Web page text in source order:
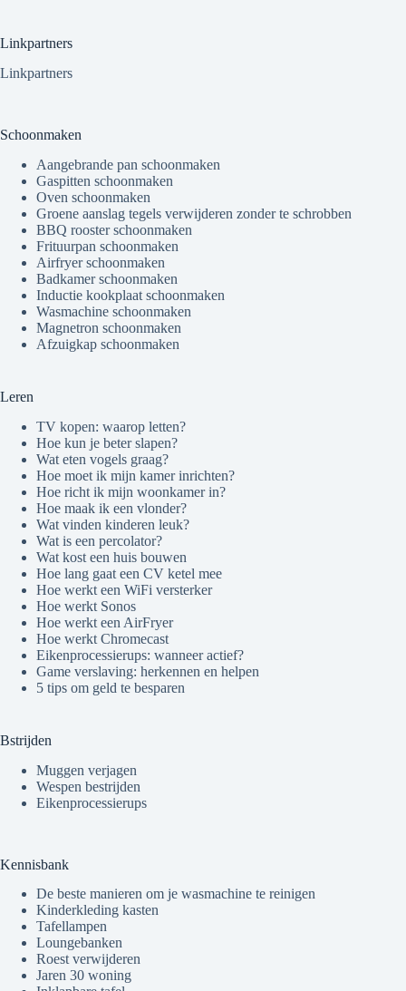
Linkpartners
Linkpartners
Schoonmaken
Aangebrande pan schoonmaken
Gaspitten schoonmaken
Oven schoonmaken
Groene aanslag tegels verwijderen zonder te schrobben
BBQ rooster schoonmaken
Frituurpan schoonmaken
Airfryer schoonmaken
Badkamer schoonmaken
Inductie kookplaat schoonmaken
Wasmachine schoonmaken
Magnetron schoonmaken
Afzuigkap schoonmaken
Leren
TV kopen: waarop letten?
Hoe kun je beter slapen?
Wat eten vogels graag?
Hoe moet ik mijn kamer inrichten?
Hoe richt ik mijn woonkamer in?
Hoe maak ik een vlonder?
Wat vinden kinderen leuk?
Wat is een percolator?
Wat kost een huis bouwen
Hoe lang gaat een CV ketel mee
Hoe werkt een WiFi versterker
Hoe werkt Sonos
Hoe werkt een AirFryer
Hoe werkt Chromecast
Eikenprocessierups: wanneer actief?
Game verslaving: herkennen en helpen
5 tips om geld te besparen
Bstrijden
Muggen verjagen
Wespen bestrijden
Eikenprocessierups
Kennisbank
De beste manieren om je wasmachine te reinigen
Kinderkleding kasten
Tafellampen
Loungebanken
Roest verwijderen
Jaren 30 woning